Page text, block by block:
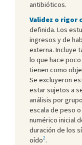
antibióticos.
Validez o rigor
definida. Los
ingresos y de
externa. Incluye
lo que hace
tienen como
Se excluyeron
estar sujetos a
análisis por
escala de peso
numérico inicial
duración de los
oído2.